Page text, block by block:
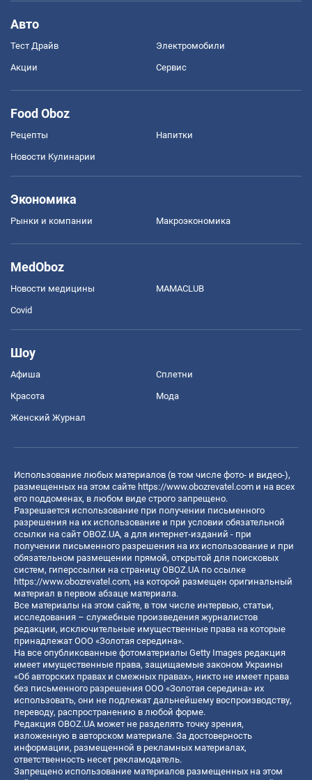
Авто
Тест Драйв Электромобили
Акции Сервис
Food Oboz
Рецепты Напитки
Новости Кулинарии
Экономика
Рынки и компании Mакроэкономика
MedOboz
Новости медицины MAMACLUB
Covid
Шоу
Афиша Сплетни
Красота Мода
Женский Журнал
Использование любых материалов (в том числе фото- и видео-),
размещенных на этом сайте https://www.obozrevatel.com и на всех
его поддоменах, в любом виде строго запрещено.
Разрешается использование при получении письменного
разрешения на их использование и при условии обязательной
ссылки на сайт OBOZ.UA, а для интернет-изданий - при
получении письменного разрешения на их использование и при
обязательном размещении прямой, открытой для поисковых
систем, гиперссылки на страницу OBOZ.UA по ссылке
https://www.obozrevatel.com, на которой размещен оригинальный
материал в первом абзаце материала.
Все материалы на этом сайте, в том числе интервью, статьи,
исследования – служебные произведения журналистов
редакции, исключительные имущественные права на которые
принадлежат ООО «Золотая середина».
На все опубликованные фотоматериалы Getty Images редакция
имеет имущественные права, защищаемые законом Украины
«Об авторских правах и смежных правах», никто не имеет права
без письменного разрешения ООО «Золотая середина» их
использовать, они не подлежат дальнейшему воспроизводству,
переводу, распространению в любой форме.
Редакция OBOZ.UA может не разделять точку зрения,
изложенную в авторском материале. За достоверность
информации, размещенной в рекламных материалах,
ответственность несет рекламодатель.
Запрещено использование материалов размещенных на этом